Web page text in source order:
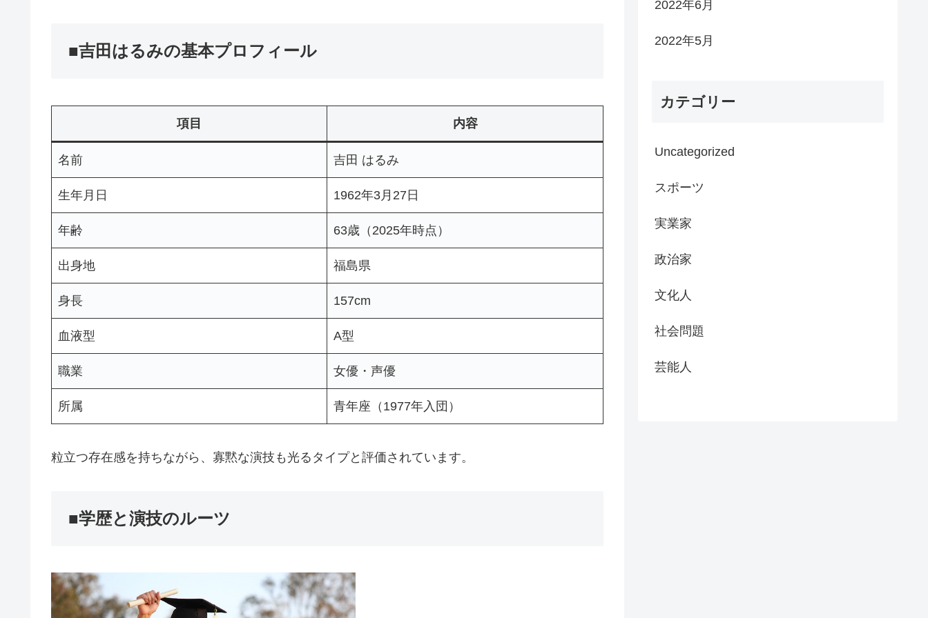
■吉田はるみの基本プロフィール
項目 内容
名前 吉田 はるみ
生年月日 1962年3月27日
年齢 63歳（2025年時点）
出身地 福島県
身長 157cm
血液型 A型
職業 女優・声優
所属 青年座（1977年入団）
粒立つ存在感を持ちながら、寡黙な演技も光るタイプと評価されています。
■学歴と演技のルーツ
2022年6月
2022年5月
カテゴリー
Uncategorized
スポーツ
実業家
政治家
文化人
社会問題
芸能人